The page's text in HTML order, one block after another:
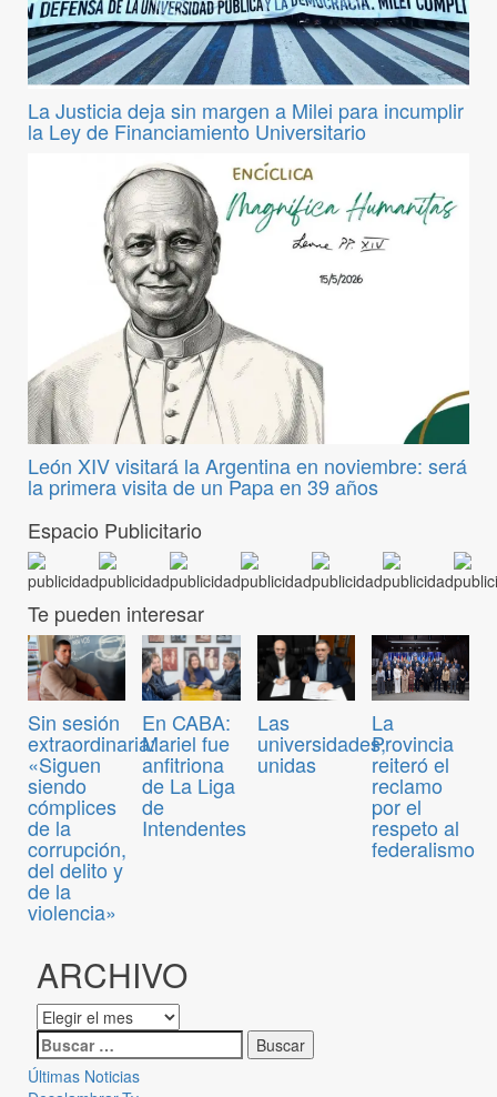
La Justicia deja sin margen a Milei para incumplir
la Ley de Financiamiento Universitario
León XIV visitará la Argentina en noviembre: será
la primera visita de un Papa en 39 años
Espacio Publicitario
Te pueden interesar
Sin sesión
extraordinaria:
«Siguen
siendo
cómplices
de la
corrupción,
del delito y
de la
violencia»
En CABA:
Mariel fue
anfitriona
de La Liga
de
Intendentes
Las
universidades,
unidas
La
Provincia
reiteró el
reclamo
por el
respeto al
federalismo
ARCHIVO
Últimas Noticias